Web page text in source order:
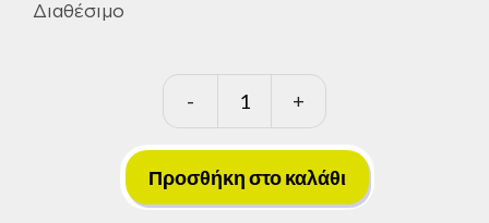
Διαθέσιμο
-
Κλειδιά
Σωληνωτά
Ελληνικά
25Χ28
+
Προσθήκη στο καλάθι